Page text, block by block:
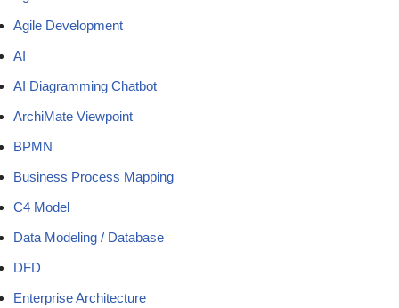
Agile Development
AI
AI Diagramming Chatbot
ArchiMate Viewpoint
BPMN
Business Process Mapping
C4 Model
Data Modeling / Database
DFD
Enterprise Architecture